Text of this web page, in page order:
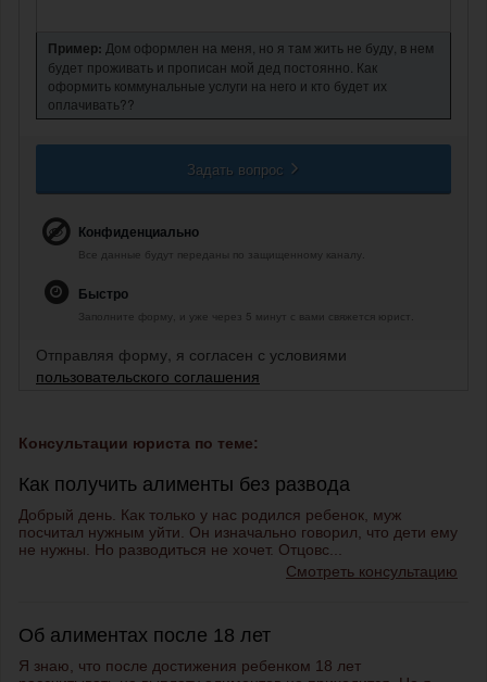
Пример: Дом оформлен на меня, но я там жить не буду, в нем
будет проживать и прописан мой дед постоянно. Как
оформить коммунальные услуги на него и кто будет их
оплачивать??
Задать вопрос
Конфиденциально
Все данные будут переданы по защищенному каналу.
Быстро
Заполните форму, и уже через 5 минут с вами свяжется юрист.
Отправляя форму, я согласен с условиями
пользовательского соглашения
Консультации юриста по теме:
Как получить алименты без развода
Добрый день. Как только у нас родился ребенок, муж
посчитал нужным уйти. Он изначально говорил, что дети ему
не нужны. Но разводиться не хочет. Отцовс...
Смотреть консультацию
Об алиментах после 18 лет
Я знаю, что после достижения ребенком 18 лет